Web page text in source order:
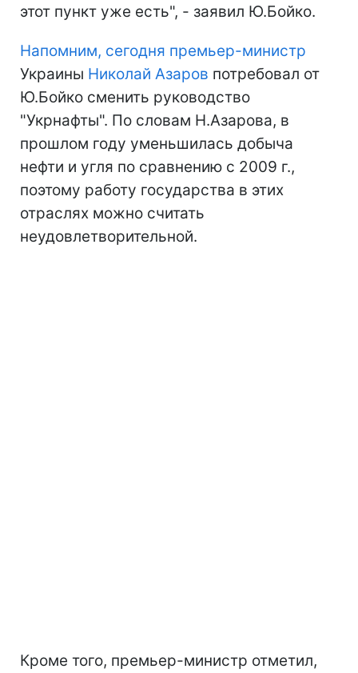
этот пункт уже есть", - заявил Ю.Бойко.
Напомним, сегодня премьер-министр
Украины Николай Азаров потребовал от
Ю.Бойко сменить руководство
"Укрнафты". По словам Н.Азарова, в
прошлом году уменьшилась добыча
нефти и угля по сравнению с 2009 г.,
поэтому работу государства в этих
отраслях можно считать
неудовлетворительной.
Кроме того, премьер-министр отметил,